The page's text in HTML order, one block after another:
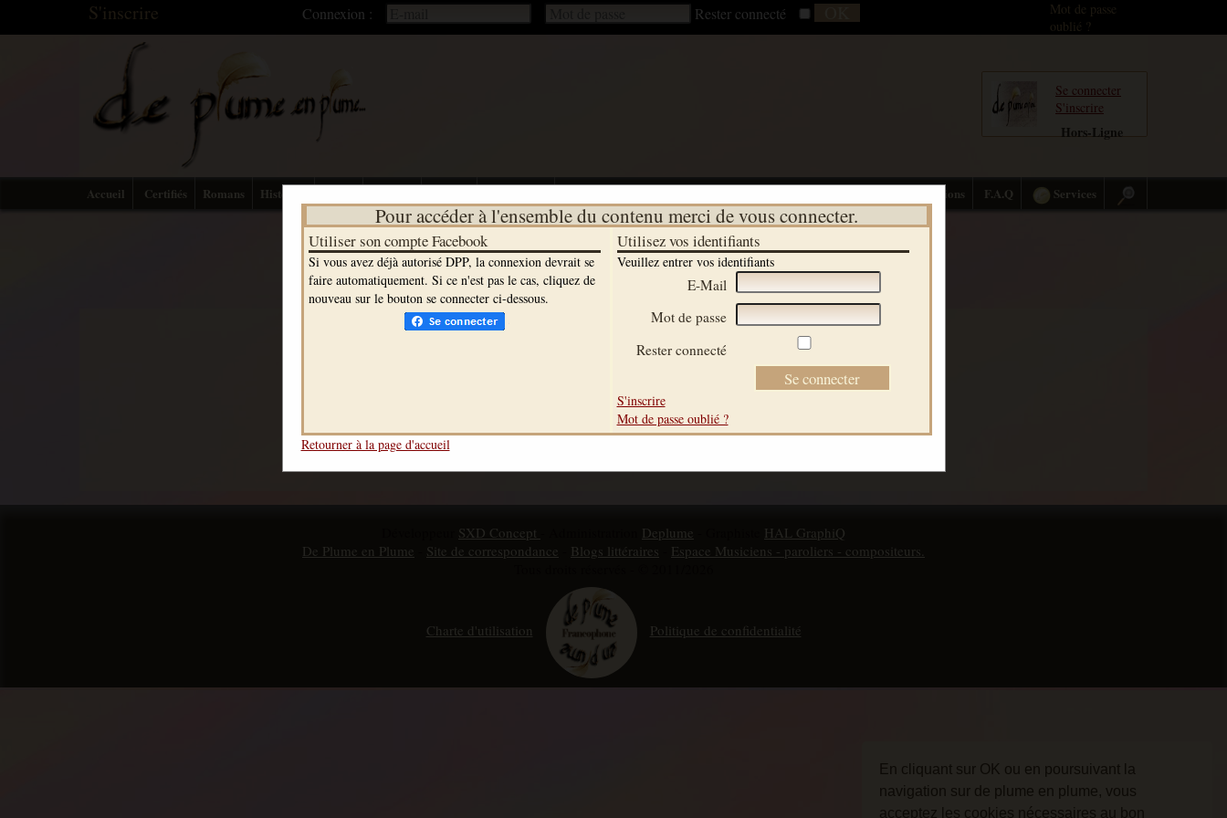
En cliquant sur OK ou en poursuivant la
navigation sur de plume en plume, vous
acceptez les cookies nécessaires au bon
S'inscrire Connexion : Rester connecté
Mot de passe
oublié ?
Se connecter
S'inscrire
Hors-Ligne
Accueil Certifiés Romans Histoires Citations F.A.Q Services
Pour accéder à l'ensemble du contenu merci de vous connecter.
Utiliser son compte Facebook
Si vous avez déjà autorisé DPP, la connexion devrait se
faire automatiquement. Si ce n'est pas le cas, cliquez de
nouveau sur le bouton se connecter ci-dessous.
Utilisez vos identifiants
Veuillez entrer vos identifiants
E-Mail
Mot de passe
Rester connecté
S'inscrire
Mot de passe oublié ?
Retourner à la page d'accueil
SXD Concept Deplume
HAL GraphiQ
De Plume en Plume
Site de correspondance Blogs littéraires
Espace Musiciens - paroliers - compositeurs.
Charte d'utilisation Politique de confidentialité